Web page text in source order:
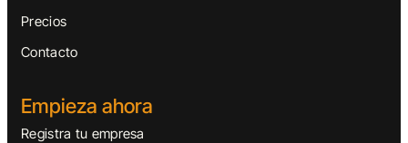
Precios
Contacto
Empieza ahora
Registra tu empresa